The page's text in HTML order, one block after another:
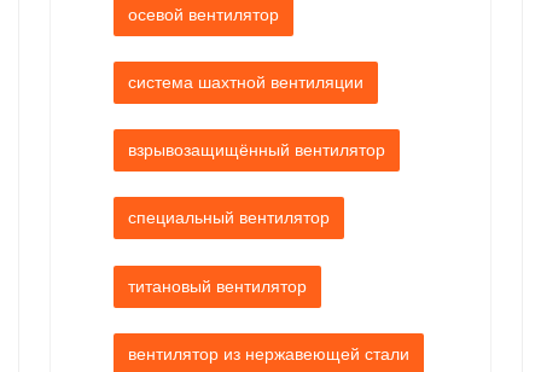
осевой вентилятор
система шахтной вентиляции
взрывозащищённый вентилятор
специальный вентилятор
титановый вентилятор
вентилятор из нержавеющей стали